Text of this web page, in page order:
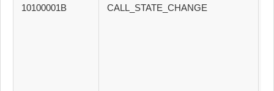
10100001B CALL_STATE_CHANGE